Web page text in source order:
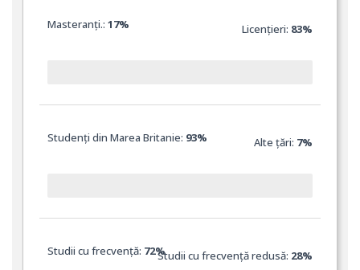
Masteranți.:17% Licențieri: 83%
Studenți din Marea Britanie: 93% Alte țări: 7%
Studii cu frecvență: 72%Studii cu frecvență redusă: 28%